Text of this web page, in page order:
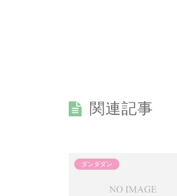
関連記事
ダンダダン